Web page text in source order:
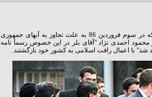
پانزدهم فروردین سالروز آزاد کردن 15 تفنگدار انگلیسی است که در سوم فروردین 86 به علت تجاوز به آبهای جمهوری
محمود احمدی نژاد "آقای بلر در این خصوص رسماَ نامه
با اعمال رافت اسلامی به کشور خود بازگشتند.